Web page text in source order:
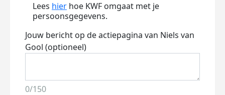
Lees hier hoe KWF omgaat met je
persoonsgegevens.
Jouw bericht op de actiepagina van Niels van
Gool (optioneel)
0/150